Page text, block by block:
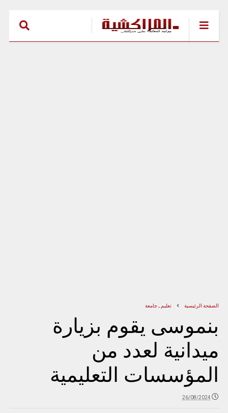
الصفحة الرئيسية تعليم ـ جامعة
بنموسى يقوم بزيارة
ميدانية لعدد من
المؤسسات التعليمية
26/08/2024